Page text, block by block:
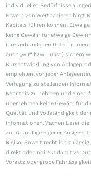
individuellen Bedürfnisse
Erwerb von Wertpapieren birgt
Kapitals führen können.
keine Gewähr für etwaige
ihre verbundenen
auch „wir“ bzw. „uns“) sichern
Kursentwicklung von
empfehlen, vor jeder
Verfügung zu stellenden
Kenntnis zu nehmen und einen
übernehmen keine Gewähr für
Qualität und Vollständigkeit der
Informationen.Machen Leser
zur Grundlage eigener
Risiko. Soweit rechtlich
direkt oder indirekt damit
Vorsatz oder grobe